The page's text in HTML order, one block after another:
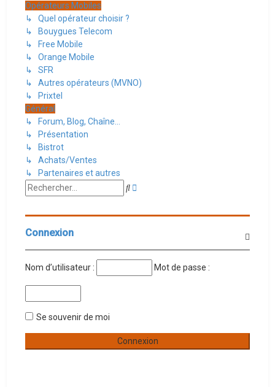
Opérateurs Mobiles
↳ Quel opérateur choisir ?
↳ Bouygues Telecom
↳ Free Mobile
↳ Orange Mobile
↳ SFR
↳ Autres opérateurs (MVNO)
↳ Prixtel
Général
↳ Forum, Blog, Chaîne...
↳ Présentation
↳ Bistrot
↳ Achats/Ventes
↳ Partenaires et autres
Rechercher
Connexion
Nom d’utilisateur : Mot de passe :
Se souvenir de moi